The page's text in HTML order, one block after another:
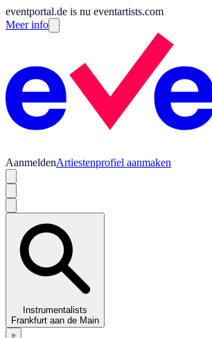
eventportal.de is nu eventartists.com
Meer info
AanmeldenArtiestenprofiel aanmaken
Instrumentalists
Frankfurt aan de Main